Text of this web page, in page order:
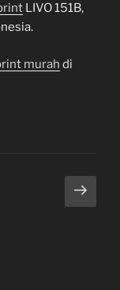
LIVO 151B,
murah di
Next
page